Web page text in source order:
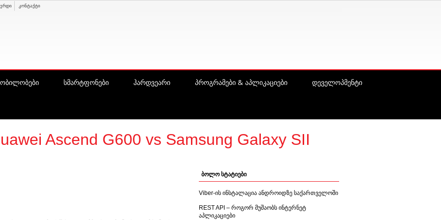
კონტაქტი
სმარტფონები ჰარდვეარი პროგრამები & აპლიკაციები დეველოპმენტი
Ascend G600 vs Samsung Galaxy SII
ბოლო სტატიები
Viber-ის ინსტალაცია ანდროიდზე საქართველოში
REST API – როგორ მუშაობს ინტერნეტ
აპლიკაციები